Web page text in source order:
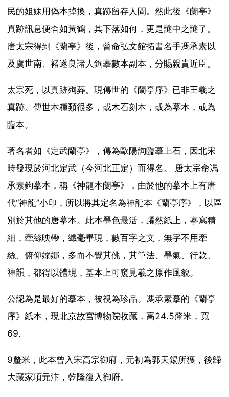
民的姐妹用偽本掉換，真跡留存人間。然此後《蘭亭》
真跡訊息便杳如黃鶴，其下落如何，更是謎中之謎了。
唐太宗得到《蘭亭》後，曾命弘文館拓書名手馮承素以
及虞世南、褚遂良諸人鉤摹數本副本，分賜親貴近臣。
太宗死，以真跡殉葬。現傳世的《蘭亭序》已非王羲之
真跡。傳世本種類很多，或木石刻本，或為摹本，或為
臨本。
著名者如《定武蘭亭》，傳為歐陽詢臨摹上石，因北宋
時發現於河北定武（今河北正定）而得名。 唐太宗命馮
承素鉤摹本，稱《神龍本蘭亭》，由於他的摹本上有唐
代“神龍”小印，所以將其定名為神龍本《蘭亭序》，以區
別於其他的唐摹本。此本墨色最活，躍然紙上，摹寫精
細，牽絲映帶，纖毫畢現，數百字之文，無字不用牽
絲、俯仰嫋娜，多而不覺其佻，其筆法、墨氣、行款、
神韻，都得以體現，基本上可窺見羲之原作風貌。
公認為是最好的摹本，被視為珍品。馮承素摹的《蘭亭
序》紙本，現北京故宮博物院收藏，高24.5釐米，寬
69.
9釐米，此本曾入宋高宗御府，元初為郭天錫所獲，後歸
大藏家項元汴，乾隆復入御府。